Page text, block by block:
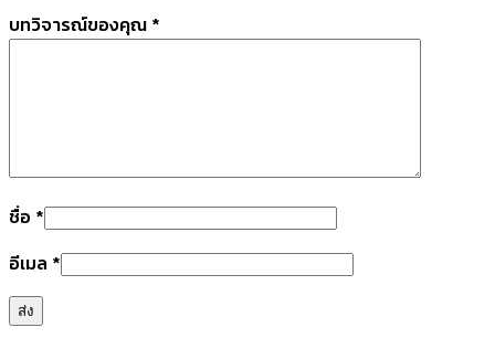
บทวิจารณ์ของคุณ *
ชื่อ *
อีเมล *